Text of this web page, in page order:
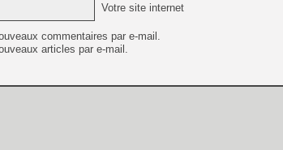
Votre site internet
commentaires par e-mail.
articles par e-mail.